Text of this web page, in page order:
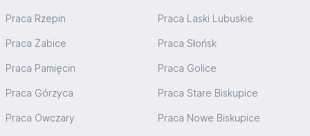
Praca Rzepin Praca Laski Lubuskie
Praca Żabice Praca Słońsk
Praca Pamięcin Praca Golice
Praca Górzyca Praca Stare Biskupice
Praca Owczary Praca Nowe Biskupice